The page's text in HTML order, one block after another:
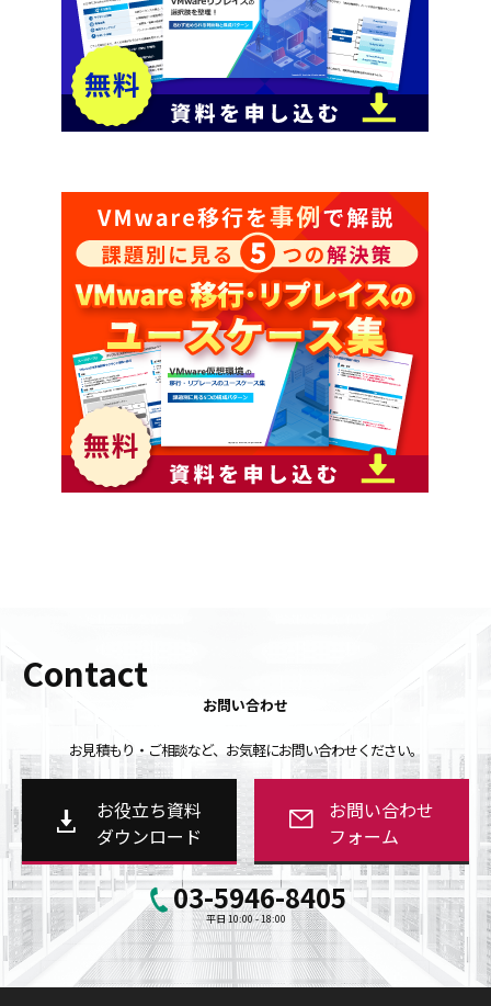
Contact
お問い合わせ
お見積もり・ご相談など、お気軽にお問い合わせください。
お役立ち資料
ダウンロード
お問い合わせ
フォーム
03-5946-8405
平日 10:00 - 18:00